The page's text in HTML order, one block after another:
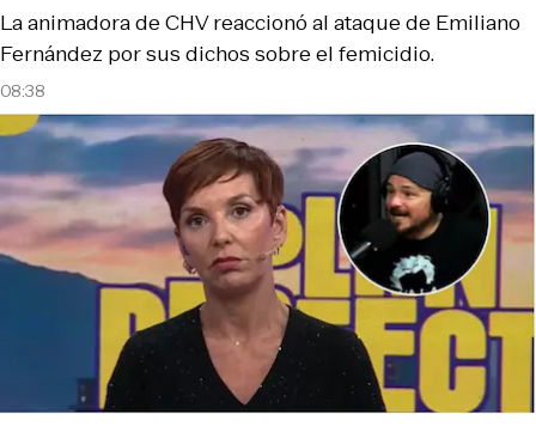
08:38
La animadora de CHV reaccionó al ataque de Emiliano
Fernández por sus dichos sobre el femicidio.